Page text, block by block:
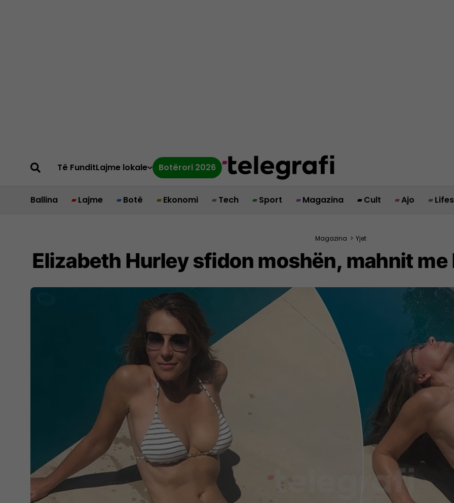
Të FunditLajme lokale Botërori 2026
Ballina Lajme Botë Ekonomi Tech Sport Magazina Cult Ajo
Magazina > Yjet
Elizabeth Hurley sfidon moshën, mahnit